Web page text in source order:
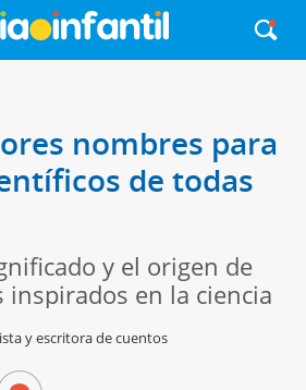
nombres para
de todas
y el origen de
inspirados en la ciencia
y escritora de cuentos